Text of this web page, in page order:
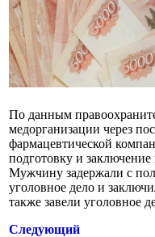
По данным
медорганизации через
фармацевтической
подготовку и заключение
Мужчину задержали с
уголовное дело и
также завели уголовное
Следующий